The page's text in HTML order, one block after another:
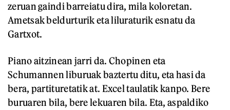
zeruan gaindi barreiatu dira, mila koloretan.
Ametsak beldurturik eta liluraturik esnatu da
Gartxot.
Piano aitzinean jarri da. Chopinen eta
Schumannen liburuak baztertu ditu, eta hasi da
bera, partituretatik at. Excel taulatik kanpo. Bere
buruaren bila, bere lekuaren bila. Eta, aspaldiko